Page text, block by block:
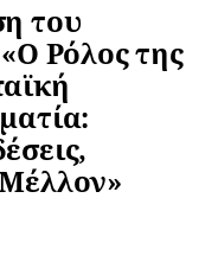
του
Ρόλος της